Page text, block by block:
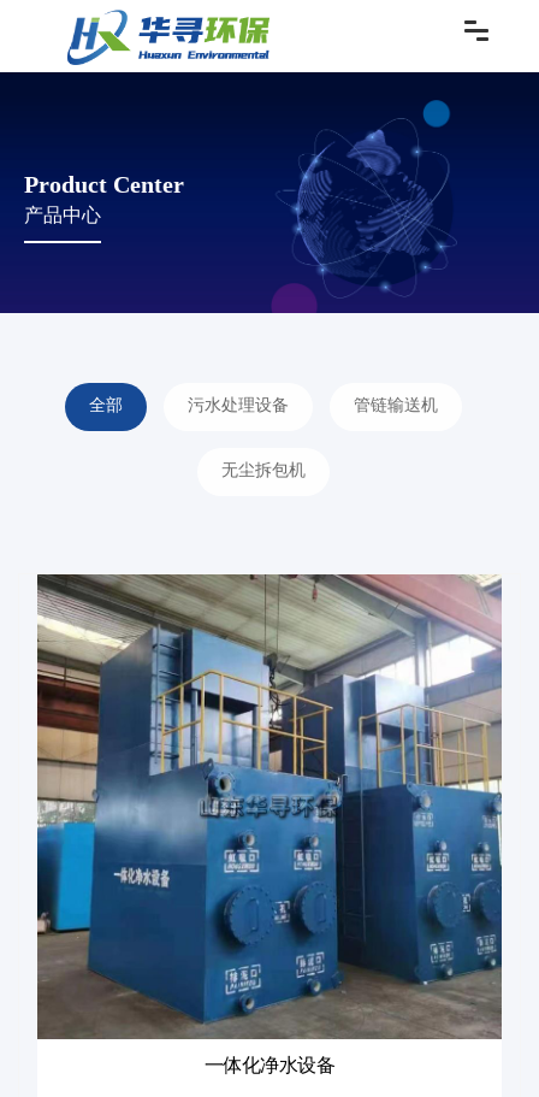
Product Center
产品中心
全部 污水处理设备 管链输送机
无尘拆包机
一体化净水设备